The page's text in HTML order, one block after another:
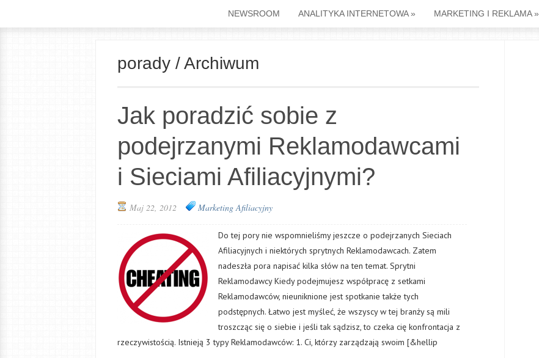
NEWSROOM ANALITYKA INTERNETOWA» MARKETING I REKLAMA»
porady / Archiwum
Jak poradzić sobie z
podejrzanymi Reklamodawcami
i Sieciami Afiliacyjnymi?
Maj 22, 2012 Marketing Afiliacyjny
Do tej pory nie wspomnieliśmy jeszcze o podejrzanych Sieciach
Afiliacyjnych i niektórych sprytnych Reklamodawcach. Zatem
nadeszła pora napisać kilka słów na ten temat. Sprytni
Reklamodawcy Kiedy podejmujesz współpracę z setkami
Reklamodawców, nieuniknione jest spotkanie także tych
podstępnych. Łatwo jest myśleć, że wszyscy w tej branży są mili
troszcząc się o siebie i jeśli tak sądzisz, to czeka cię konfrontacja z
rzeczywistością. Istnieją 3 typy Reklamodawców: 1. Ci, którzy zarządzają swoim [&hellip